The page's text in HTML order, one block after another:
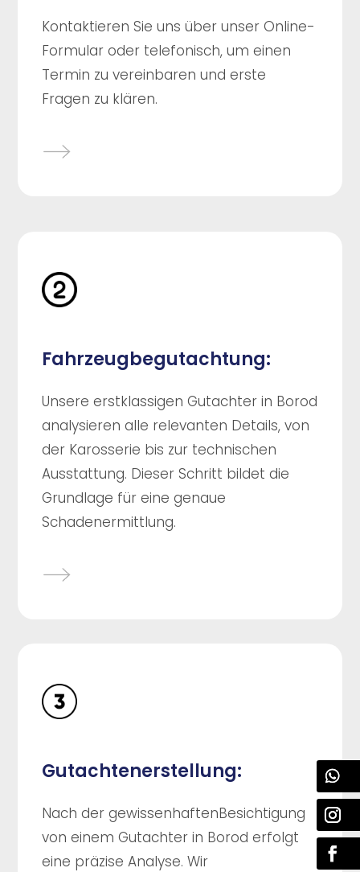
Kontaktieren Sie uns über unser Online-
Formular oder telefonisch, um einen
Termin zu vereinbaren und erste
Fragen zu klären.
Fahrzeugbegutachtung:
Unsere erstklassigen Gutachter in Borod
analysieren alle relevanten Details, von
der Karosserie bis zur technischen
Ausstattung. Dieser Schritt bildet die
Grundlage für eine genaue
Schadenermittlung.
Gutachtenerstellung:
Nach der gewissenhaftenBesichtigung
von einem Gutachter in Borod erfolgt
eine präzise Analyse. Wir